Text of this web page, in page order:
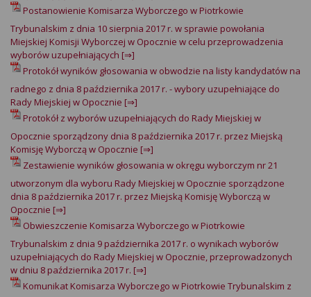
Postanowienie Komisarza Wyborczego w Piotrkowie
Trybunalskim z dnia 10 sierpnia 2017 r. w sprawie powołania
Miejskiej Komisji Wyborczej w Opocznie w celu przeprowadzenia
wyborów uzupełniających [⇒]
Protokół wyników głosowania w obwodzie na listy kandydatów na
radnego z dnia 8 października 2017 r. - wybory uzupełniające do
Rady Miejskiej w Opocznie [⇒]
Protokół z wyborów uzupełniających do Rady Miejskiej w
Opocznie sporządzony dnia 8 października 2017 r. przez Miejską
Komisję Wyborczą w Opocznie [⇒]
Zestawienie wyników głosowania w okręgu wyborczym nr 21
utworzonym dla wyboru Rady Miejskiej w Opocznie sporządzone
dnia 8 października 2017 r. przez Miejską Komisję Wyborczą w
Opocznie [⇒]
Obwieszczenie Komisarza Wyborczego w Piotrkowie
Trybunalskim z dnia 9 października 2017 r. o wynikach wyborów
uzupełniających do Rady Miejskiej w Opocznie, przeprowadzonych
w dniu 8 października 2017 r. [⇒]
Komunikat Komisarza Wyborczego w Piotrkowie Trybunalskim z